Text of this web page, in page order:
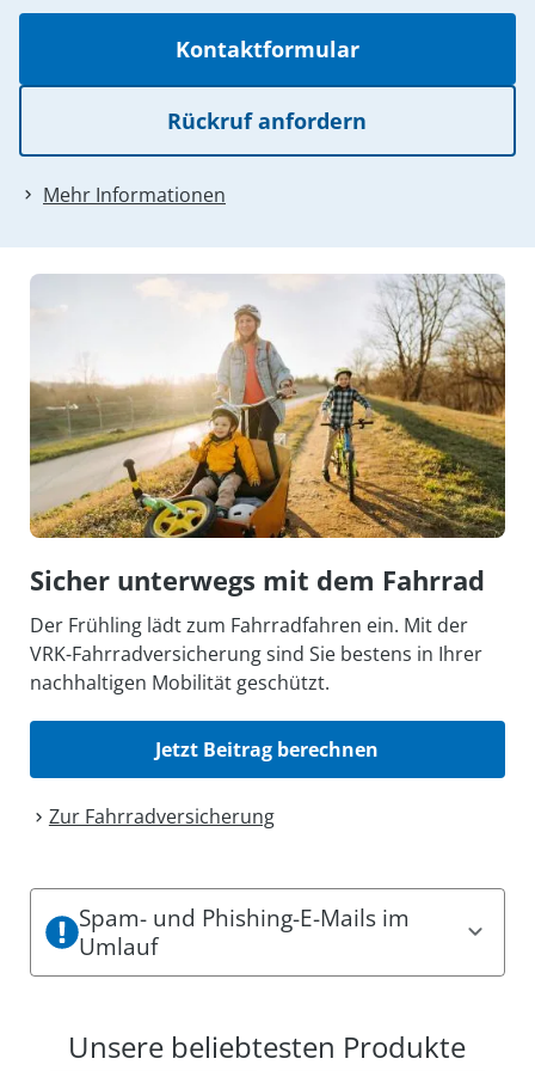
Kontaktformular
Rückruf anfordern
Mehr Informationen
Sicher unterwegs mit dem Fahrrad
Der Frühling lädt zum Fahrradfahren ein. Mit der
VRK-Fahrradversicherung sind Sie bestens in Ihrer
nachhaltigen Mobilität geschützt.
Jetzt Beitrag berechnen
Zur Fahrrad­versicherung
Spam- und Phishing-E-Mails im
Umlauf
erwecken, offizielle Mitteilungen des VRK zu sein.
Unsere beliebtesten Produkte